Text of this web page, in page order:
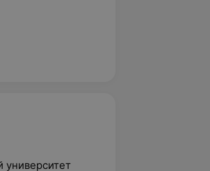
университет